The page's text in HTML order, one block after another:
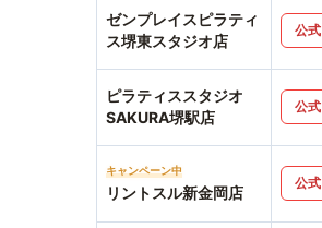
ゼンプレイスピラティ
ス堺東スタジオ店
公式
ピラティススタジオ
SAKURA堺駅店
公式
キャンペーン中
リントスル新金岡店
公式